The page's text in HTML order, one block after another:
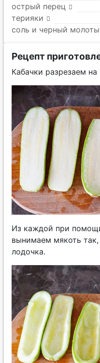
острый перец
терияки
соль и черный
Рецепт
Кабачки разрезаем на
Из каждой при
вынимаем мякоть
лодочка.